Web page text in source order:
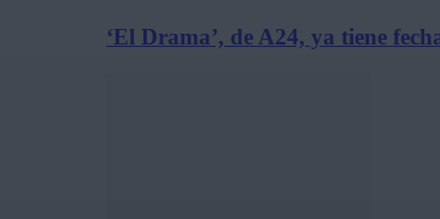
‘El Drama’, de A24, ya tiene